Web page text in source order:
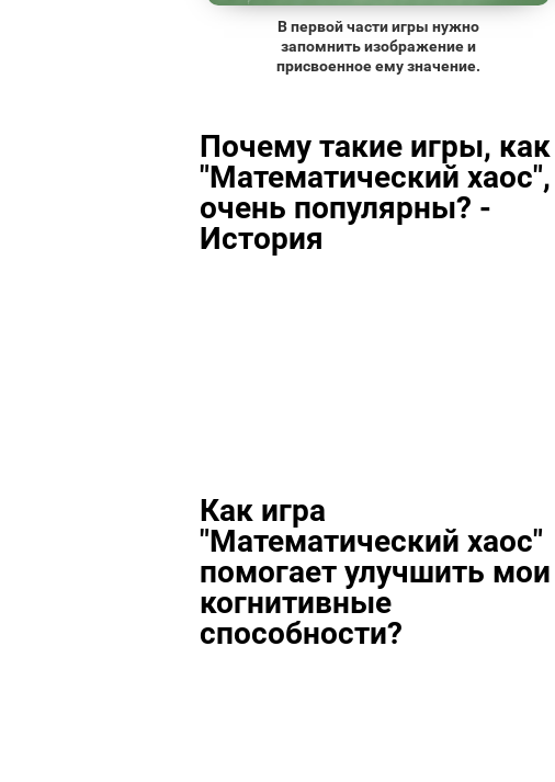
В первой части игры нужно
запомнить изображение и
присвоенное ему значение.
Почему такие игры, как
"Математический хаос",
очень популярны? -
История
Как игра
"Математический хаос"
помогает улучшить мои
когнитивные
способности?